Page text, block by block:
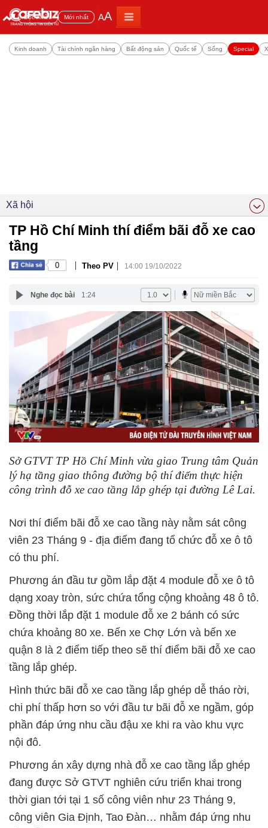
Đọc nhiều Mới nhất AA
Kinh doanh Tài chính ngân hàng Bất động sản Quốc tế Sống Special
Xã hội
TP Hồ Chí Minh thí điểm bãi đỗ xe cao
tầng
0 | Theo PV | 14:00 19/10/2022
Nghe đọc bài 1:24
Sở GTVT TP Hồ Chí Minh vừa giao Trung tâm Quản
lý hạ tầng giao thông đường bộ thí điểm thực hiện
công trình đỗ xe cao tầng lắp ghép tại đường Lê Lai.
Nơi thí điểm bãi đỗ xe cao tầng này nằm sát công
viên 23 Tháng 9 - địa điểm đang tổ chức đỗ xe ô tô
có thu phí.
Phương án đầu tư gồm lắp đặt 4 module đỗ xe ô tô
dạng xoay tròn, sức chứa tổng cộng khoảng 48 ô tô.
Đồng thời lắp đặt 1 module đỗ xe 2 bánh có sức
chứa khoảng 80 xe. Bến xe Chợ Lớn và bến xe
quận 8 là 2 điểm tiếp theo sẽ thí điểm bãi đỗ xe cao
tầng lắp ghép.
Hình thức bãi đỗ xe cao tầng lắp ghép dễ tháo rời,
chi phí thấp hơn so với đầu tư bãi đỗ xe ngầm, góp
phần đáp ứng nhu cầu đậu xe khi ra vào khu vực
nội đô.
Phương án xây dựng nhà đỗ xe cao tầng lắp ghép
đang được Sở GTVT nghiên cứu triển khai trong
thời gian tới tại 1 số công viên như 23 Tháng 9,
công viên Gia Định, Tao Đàn… nhằm đáp ứng nhu